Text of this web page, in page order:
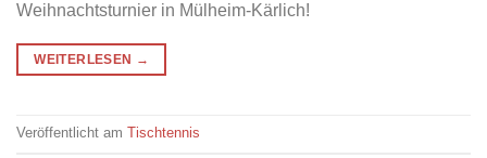
Weihnachtsturnier in Mülheim-Kärlich!
WEITERLESEN →
Veröffentlicht am Tischtennis